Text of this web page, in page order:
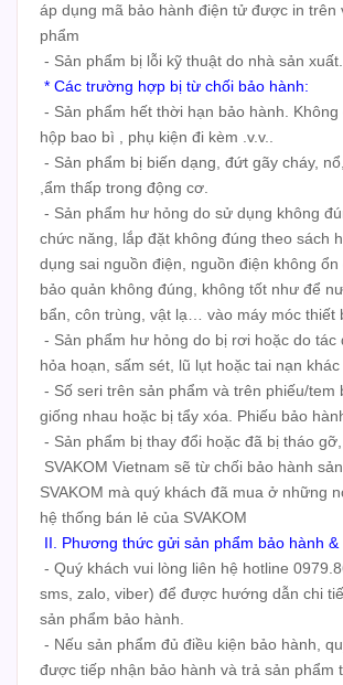
áp dụng mã bảo hành điện tử được in trên
phẩm
- Sản phẩm bị lỗi kỹ thuật do nhà sản xuất.
* Các trường hợp bị từ chối bảo hành:
- Sản phẩm hết thời hạn bảo hành.
hộp bao bì , phụ kiện đi kèm .v.v..
- Sản phẩm bị biến dạng, đứt gãy cháy,
,ẩm thấp trong động cơ.
- Sản phẩm hư hỏng do sử dụng không
chức năng, lắp đặt không đúng theo sách
dụng sai nguồn điện, nguồn điện không
bảo quản không đúng, không tốt như để
bẩn, côn trùng, vật lạ… vào máy móc thiết
- Sản phẩm hư hỏng do bị rơi hoặc do tác
hỏa hoạn, sấm sét, lũ lụt hoặc tai nạn khác
- Số seri trên sản phẩm và trên phiếu/tem
giống nhau hoặc bị tẩy xóa. Phiếu bảo
- Sản phẩm bị thay đổi hoặc đã bị tháo
SVAKOM Vietnam sẽ từ chối bảo hành
SVAKOM mà quý khách đã mua ở những
hệ thống bán lẻ của SVAKOM
II. Phương thức gửi sản phẩm bảo hành &
- Quý khách vui lòng liên hệ hotline
sms, zalo, viber) để được hướng dẫn chi
sản phẩm bảo hành.
- Nếu sản phẩm đủ điều kiện bảo hành,
được tiếp nhận bảo hành và trả sản phẩm